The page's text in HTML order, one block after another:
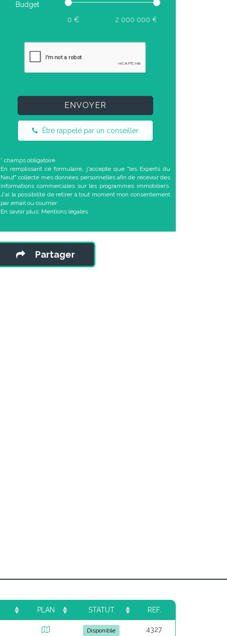
Budget
ENVOYER
Être rappelé par un conseiller
* champs obligatoire
En remplissant ce formulaire, j'accepte que "les Experts du
Neuf" collecte mes données personnelles afin de recevoir des
informations commerciales sur les programmes immobiliers.
J'ai la possibilité de retirer à tout moment mon consentement
par email ou courrier.
En savoir plus: Mentions légales
Partager
PLAN STATUT REF.
Disponible 4327